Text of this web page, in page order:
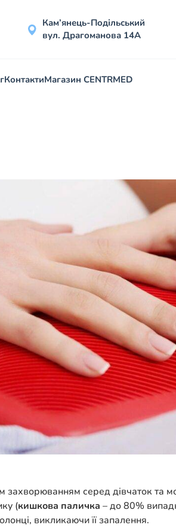
Кам’янець-Подільський
вул. Драгоманова 14А
КонтактиМагазин CENTRMED
захворюванням серед дівчаток
(кишкова паличка – до 80%
викликаючи її запалення.